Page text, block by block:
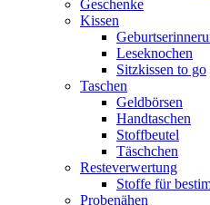
Geschenke
Kissen
Leseknochen
Sitzkissen to go
Taschen
Geldbörsen
Handtaschen
Stoffbeutel
Täschchen
Resteverwertung
Stoffe für
Probenähen